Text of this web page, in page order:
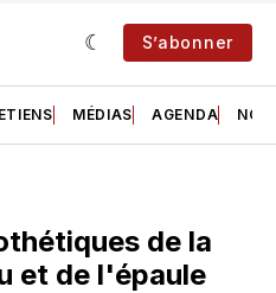
S’abonner
MÉDIAS AGENDA NOS
de la
et de l'épaule